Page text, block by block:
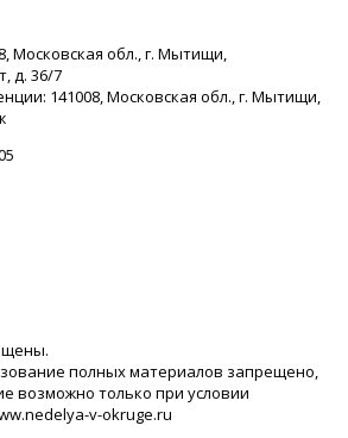
Московская обл., г. Мытищи,
д. 36/7
141008, Московская обл., г. Мытищи,
полных материалов запрещено,
возможно только при условии
v-okruge.ru